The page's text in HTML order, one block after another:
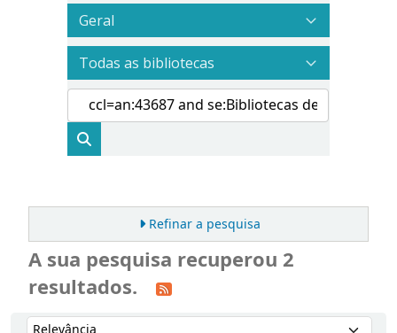
Refinar a pesquisa
A sua pesquisa recuperou 2
resultados.
Ordenar
Ordenar por: